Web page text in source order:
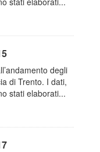
degli
di Trento. I dati,
stati elaborati...